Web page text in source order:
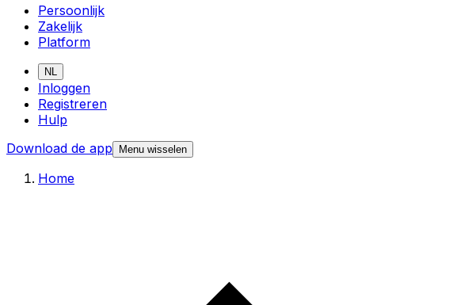
Persoonlijk
Zakelijk
Platform
NL
Inloggen
Registreren
Hulp
Download de app
Menu wisselen
Home